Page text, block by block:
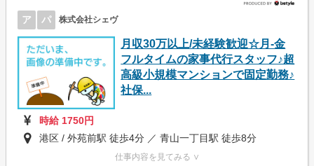
ア パ 株式会社シェヴ
月収30万以上/未経験歓迎☆月-金
フルタイムの家事代行スタッフ♪超
高級小規模マンションで固定勤務♪
社保...
時給 1750円
港区 / 外苑前駅 徒歩4分 ／ 青山一丁目駅 徒歩8分
仕事内容を見てみる ∨